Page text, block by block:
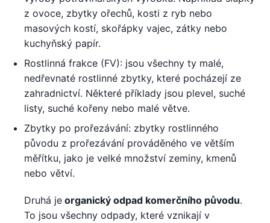
z ovoce, zbytky ořechů, kosti z ryb nebo
masových kostí, skořápky vajec, zátky nebo
kuchyňský papír.
Rostlinná frakce (FV): jsou všechny ty malé,
nedřevnaté rostlinné zbytky, které pocházejí ze
zahradnictví. Některé příklady jsou plevel, suché
listy, suché kořeny nebo malé větve.
Zbytky po prořezávání: zbytky rostlinného
původu z prořezávání prováděného ve větším
měřítku, jako je velké množství zeminy, kmenů
nebo větví.
Druhá je organický odpad komerčního původu.
To jsou všechny odpady, které vznikají v